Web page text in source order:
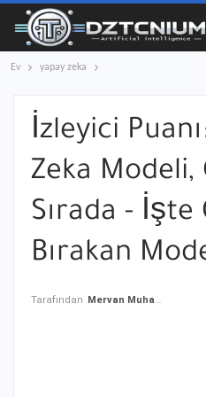
Ev yapay zeka
İzleyici
Zeka Modeli,
Sırada - İşte
Bırakan
Tarafından Mervan Muhammed